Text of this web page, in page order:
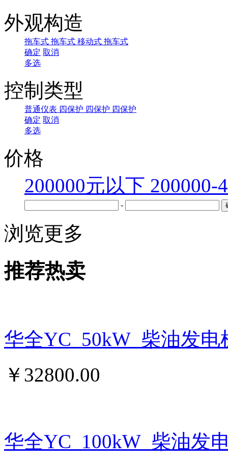
外观构造
拖车式 拖车式 移动式 拖车式
确定 取消
多选
控制类型
普通仪表 四保护 四保护 四保护
确定 取消
多选
价格
200000元以下 200000-
-
浏览更多
推荐热卖
华全YC_50kW_柴油发电
￥ 32800.00
华全YC_100kW_柴油发